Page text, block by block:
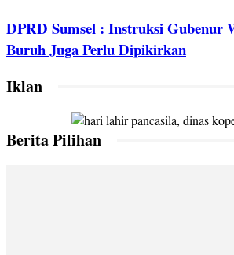
DPRD Sumsel : Instruksi Gubenur
Buruh Juga Perlu Dipikirkan
Iklan
Berita Pilihan